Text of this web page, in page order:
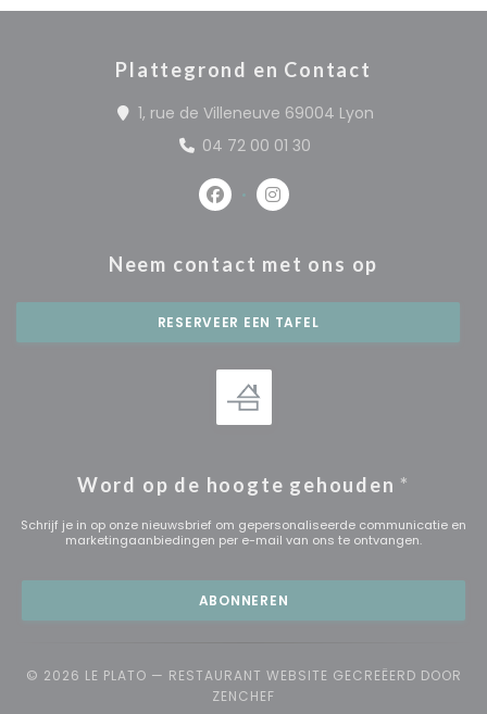
Plattegrond en Contact
1, rue de Villeneuve 69004 Lyon
04 72 00 01 30
Facebook ((opent in een
Instagram ((opent in
Neem contact met ons op
RESERVEER EEN TAFEL
Word op de hoogte gehouden *
Schrijf je in op onze nieuwsbrief om gepersonaliseerde communicatie en
marketingaanbiedingen per e-mail van ons te ontvangen.
ABONNEREN
© 2026 LE PLATO — RESTAURANT WEBSITE GECREËERD DOOR
ZENCHEF